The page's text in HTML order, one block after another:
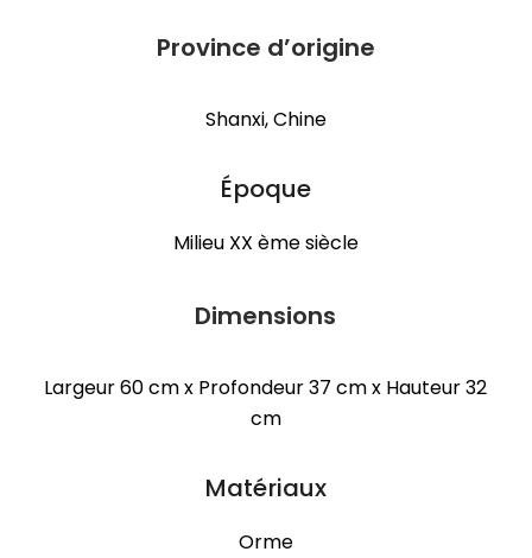
Province d’origine
Shanxi, Chine
Époque
Milieu XX ème siècle
Dimensions
Largeur 60 cm x Profondeur 37 cm x Hauteur 32
cm
Matériaux
Orme